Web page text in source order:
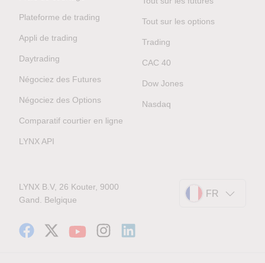
Plateforme de trading
Appli de trading
Daytrading
Négociez des Futures
Négociez des Options
Comparatif courtier en ligne
LYNX API
Tout sur les options
Trading
CAC 40
Dow Jones
Nasdaq
LYNX B.V, 26 Kouter, 9000
Gand. Belgique
FR